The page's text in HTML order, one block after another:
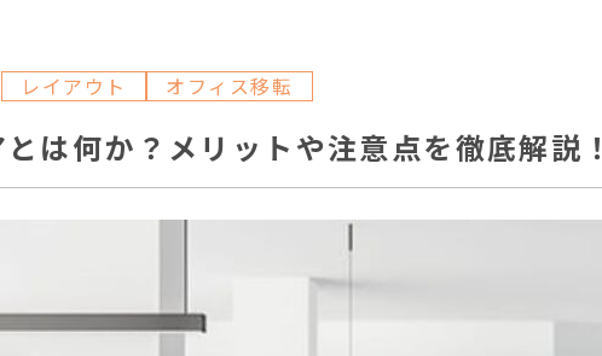
レイアウト オフィス移転
は何か？メリットや注意点を徹底解説！